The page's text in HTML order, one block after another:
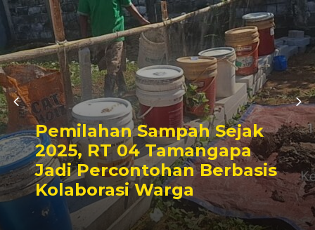
Pemilahan Sampah Sejak
2025, RT 04 Tamangapa
Jadi Percontohan Berbasis
Kolaborasi Warga